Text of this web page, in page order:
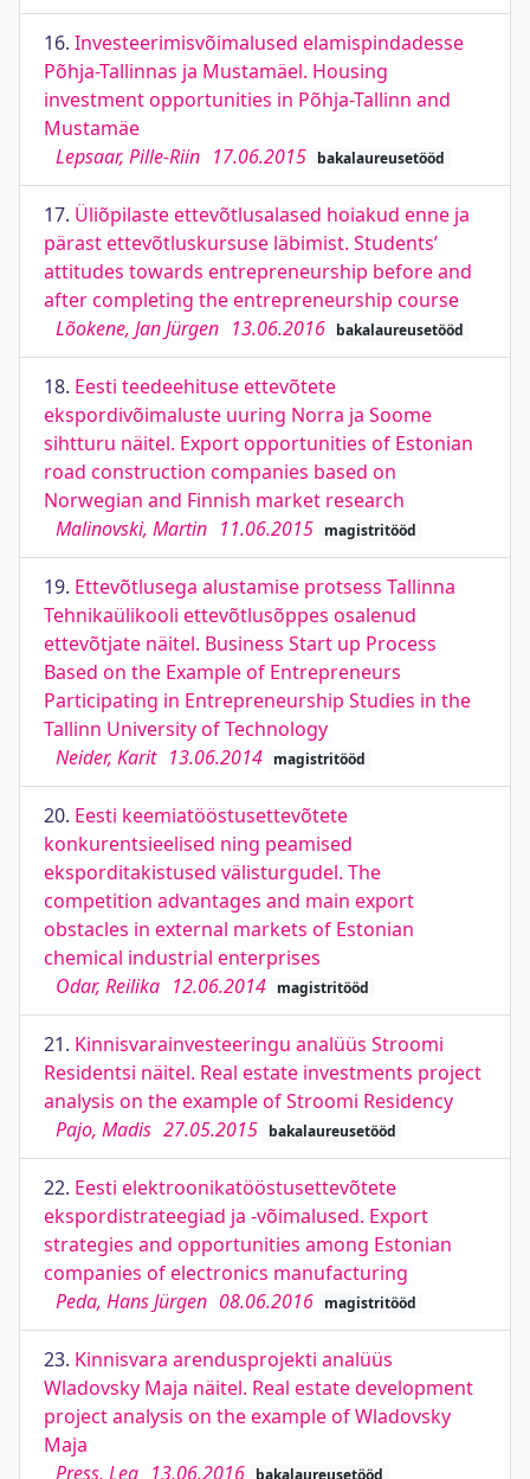
16. Investeerimisvõimalused elamispindadesse
Põhja-Tallinnas ja Mustamäel. Housing
investment opportunities in Põhja-Tallinn and
Mustamäe
Lepsaar, Pille-Riin 17.06.2015 bakalaureusetööd
17. Üliõpilaste ettevõtlusalased hoiakud enne ja
pärast ettevõtluskursuse läbimist. Students’
attitudes towards entrepreneurship before and
after completing the entrepreneurship course
Lõokene, Jan Jürgen 13.06.2016 bakalaureusetööd
18. Eesti teedeehituse ettevõtete
ekspordivõimaluste uuring Norra ja Soome
sihtturu näitel. Export opportunities of Estonian
road construction companies based on
Norwegian and Finnish market research
Malinovski, Martin 11.06.2015 magistritööd
19. Ettevõtlusega alustamise protsess Tallinna
Tehnikaülikooli ettevõtlusõppes osalenud
ettevõtjate näitel. Business Start up Process
Based on the Example of Entrepreneurs
Participating in Entrepreneurship Studies in the
Tallinn University of Technology
Neider, Karit 13.06.2014 magistritööd
20. Eesti keemiatööstusettevõtete
konkurentsieelised ning peamised
eksporditakistused välisturgudel. The
competition advantages and main export
obstacles in external markets of Estonian
chemical industrial enterprises
Odar, Reilika 12.06.2014 magistritööd
21. Kinnisvarainvesteeringu analüüs Stroomi
Residentsi näitel. Real estate investments project
analysis on the example of Stroomi Residency
Pajo, Madis 27.05.2015 bakalaureusetööd
22. Eesti elektroonikatööstusettevõtete
ekspordistrateegiad ja -võimalused. Export
strategies and opportunities among Estonian
companies of electronics manufacturing
Peda, Hans Jürgen 08.06.2016 magistritööd
23. Kinnisvara arendusprojekti analüüs
Wladovsky Maja näitel. Real estate development
project analysis on the example of Wladovsky
Maja
Press, Lea 13.06.2016 bakalaureusetööd